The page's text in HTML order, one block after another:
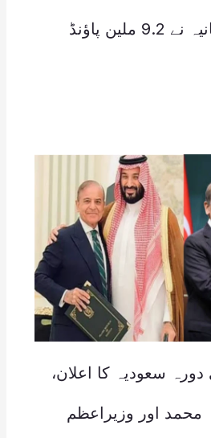
ویزے مسترد،برطانیہ نے 9.2 ملین پاؤنڈ
سعودیہ کا اعلان،
اور وزیراعظم